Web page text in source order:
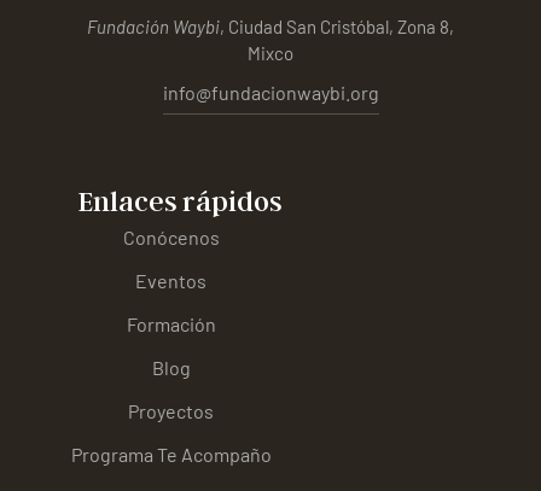
Fundación Waybi, Ciudad San Cristóbal, Zona 8,
Mixco
info@fundacionwaybi.org
Enlaces rápidos
Conócenos
Eventos
Formación
Blog
Proyectos
Programa Te Acompaño